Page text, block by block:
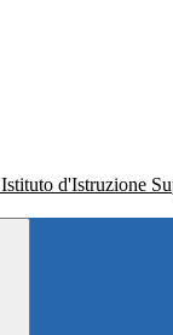
Istituto d'Istruzione